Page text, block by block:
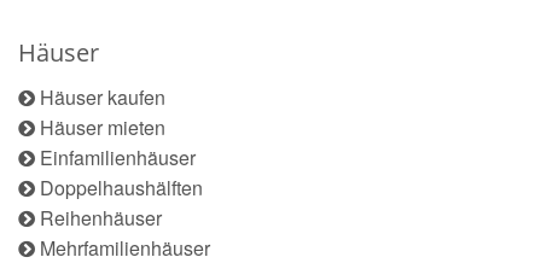
Häuser
Häuser kaufen
Häuser mieten
Einfamilienhäuser
Doppelhaushälften
Reihenhäuser
Mehrfamilienhäuser